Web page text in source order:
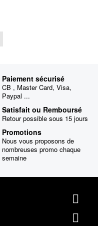
Paiement sécurisé
CB , Master Card, Visa,
Paypal ...
Satisfait ou Remboursé
Retour possible sous 15 jours
Promotions
Nous vous proposons de
nombreuses promo chaque
semaine